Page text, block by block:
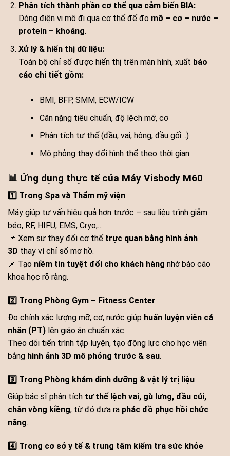
Phân tích thành phần cơ thể qua cảm biến BIA:
Dòng điện vi mô đi qua cơ thể để đo mỡ – cơ – nước –
protein – khoáng.
Xử lý & hiển thị dữ liệu:
Toàn bộ chỉ số được hiển thị trên màn hình, xuất báo
cáo chi tiết gồm:
BMI, BFP, SMM, ECW/ICW
Cân nặng tiêu chuẩn, độ lệch mỡ, cơ
Phân tích tư thế (đầu, vai, hông, đầu gối…)
Mô phỏng thay đổi hình thể theo thời gian
📊 Ứng dụng thực tế của Máy Visbody M60
1️⃣ Trong Spa và Thẩm mỹ viện
Máy giúp tư vấn hiệu quả hơn trước – sau liệu trình giảm
béo, RF, HIFU, EMS, Cryo,…
📌 Xem sự thay đổi cơ thể trực quan bằng hình ảnh
3D thay vì chỉ số mơ hồ.
📌 Tạo niềm tin tuyệt đối cho khách hàng nhờ báo cáo
khoa học rõ ràng.
2️⃣ Trong Phòng Gym – Fitness Center
Đo chính xác lượng mỡ, cơ, nước giúp huấn luyện viên cá
nhân (PT) lên giáo án chuẩn xác.
Theo dõi tiến trình tập luyện, tạo động lực cho học viên
bằng hình ảnh 3D mô phỏng trước & sau.
3️⃣ Trong Phòng khám dinh dưỡng & vật lý trị liệu
Giúp bác sĩ phân tích tư thế lệch vai, gù lưng, đầu cúi,
chân vòng kiềng, từ đó đưa ra phác đồ phục hồi chức
năng.
4️⃣ Trong cơ sở y tế & trung tâm kiểm tra sức khỏe